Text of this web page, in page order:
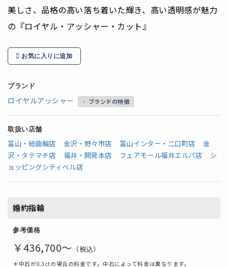
美しさ、品格の高い落ち着いた輝き、高い透明感が魅力
の『ロイヤル・アッシャー・カット』
お気に入りに追加
ブランド
ロイヤルアッシャー ブランドの特徴
取扱い店舗
富山・総曲輪店 金沢・野々市店 富山インター・二口町店
金
沢・タテマチ店
福井・開発本店 フェアモール福井エルパ店
シ
ョッピングシティベル店
婚約指輪
参考価格
￥436,700～ （税込）
＊中石が0.3ctの場合の料金です。中石によって料金は異なります。